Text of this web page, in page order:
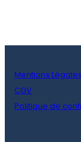
Mentions Légales
CGV
Politique de